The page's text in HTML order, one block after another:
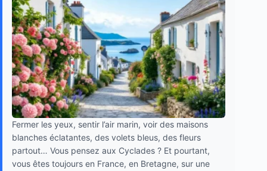
Fermer les yeux, sentir l’air marin, voir des maisons
blanches éclatantes, des volets bleus, des fleurs
partout… Vous pensez aux Cyclades ? Et pourtant,
vous êtes toujours en France, en Bretagne, sur une